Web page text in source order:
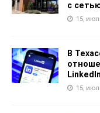
с
15,
В
LinkedIn
15,